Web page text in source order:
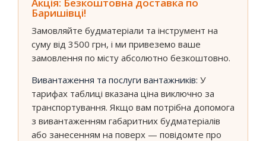
Баришівці!
Замовляйте будматеріали та інструмент на
суму від 3500 грн, і ми привеземо ваше
замовлення по місту абсолютно безкоштовно.
Вивантаження та послуги вантажників: У
тарифах таблиці вказана ціна виключно за
транспортування. Якщо вам потрібна допомога
з вивантаженням габаритних будматеріалів
або занесенням на поверх — повідомте про